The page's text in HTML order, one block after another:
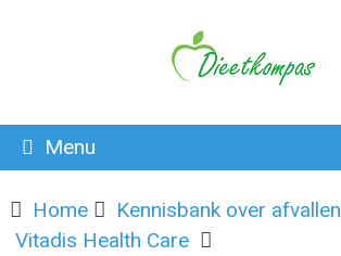
Menu
Home
Kennisbank over afvallen
Vitadis Health Care